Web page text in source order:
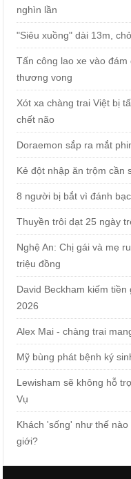
nghìn lần
"Siêu xuồng" dài 13m,
Tấn công lao xe vào
thương vong
Xót xa chàng trai Việt bị
chết não
Doraemon sắp ra mắt
Kẻ đột nhập ăn trộm cần
8 người bị bắt vì đánh
Thuyền trôi dạt 25 ngày
Nghệ An: Chị gái và mẹ
triệu đồng
David Beckham kiếm
2026
Alex Mai - chàng trai
Mỹ bùng phát bệnh ký
Lewisham sẽ không hỗ
Vụ
Khách 'sống' như thế
giới?